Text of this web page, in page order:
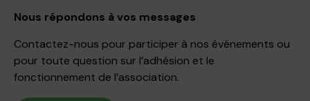
Nous répondons à vos messages
Contactez-nous pour participer à nos événements ou
pour toute question sur l’adhésion et le
fonctionnement de l’association.